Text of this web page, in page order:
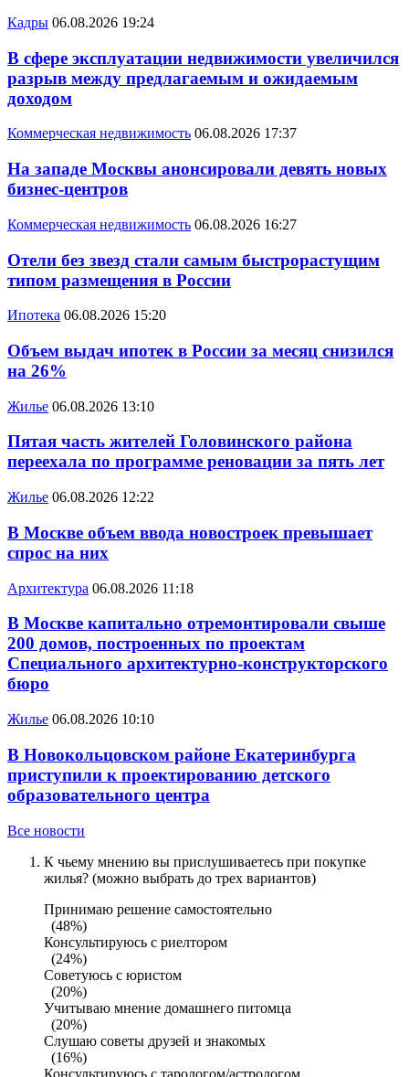
Кадры 06.08.2026 19:24
В сфере эксплуатации недвижимости увеличился
разрыв между предлагаемым и ожидаемым
доходом
Коммерческая недвижимость 06.08.2026 17:37
На западе Москвы анонсировали девять новых
бизнес-центров
Коммерческая недвижимость 06.08.2026 16:27
Отели без звезд стали самым быстрорастущим
типом размещения в России
Ипотека 06.08.2026 15:20
Объем выдач ипотек в России за месяц снизился
на 26%
Жилье 06.08.2026 13:10
Пятая часть жителей Головинского района
переехала по программе реновации за пять лет
Жилье 06.08.2026 12:22
В Москве объем ввода новостроек превышает
спрос на них
Архитектура 06.08.2026 11:18
В Москве капитально отремонтировали свыше
200 домов, построенных по проектам
Специального архитектурно-конструкторского
бюро
Жилье 06.08.2026 10:10
В Новокольцовском районе Екатеринбурга
приступили к проектированию детского
образовательного центра
Все новости
К чьему мнению вы прислушиваетесь при покупке
жилья? (можно выбрать до трех вариантов)
Принимаю решение самостоятельно
(48%)
Консультируюсь с риелтором
(24%)
Советуюсь с юристом
(20%)
Учитываю мнение домашнего питомца
(20%)
Слушаю советы друзей и знакомых
(16%)
Консультируюсь с тарологом/астрологом